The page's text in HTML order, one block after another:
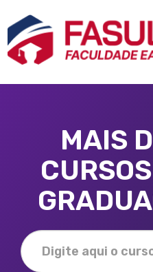
MAIS